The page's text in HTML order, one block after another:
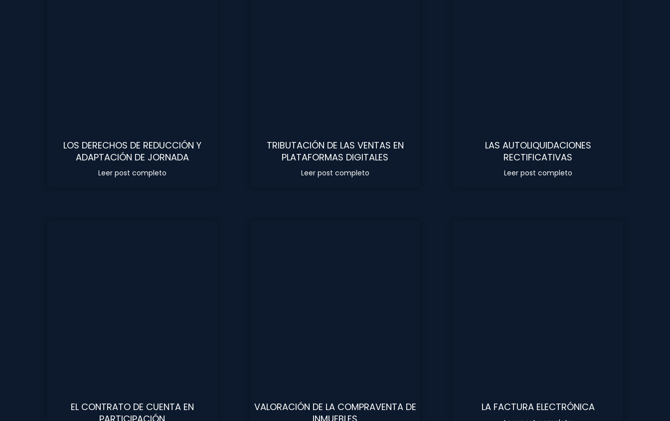
LOS DERECHOS DE REDUCCIÓN Y
ADAPTACIÓN DE JORNADA
Leer post completo
TRIBUTACIÓN DE LAS VENTAS EN
PLATAFORMAS DIGITALES
Leer post completo
LAS AUTOLIQUIDACIONES
RECTIFICATIVAS
Leer post completo
EL CONTRATO DE CUENTA EN
VALORACIÓN DE LA COMPRAVENTA DE
LA FACTURA ELECTRÓNICA